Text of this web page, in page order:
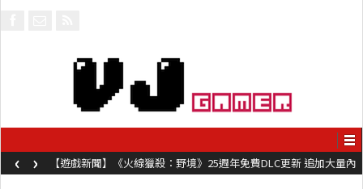
【遊戲新聞】《火線獵殺：野境》25週年免費DLC更新 追加大量內
容同時系舊作限時超平價折扣
‹ ›